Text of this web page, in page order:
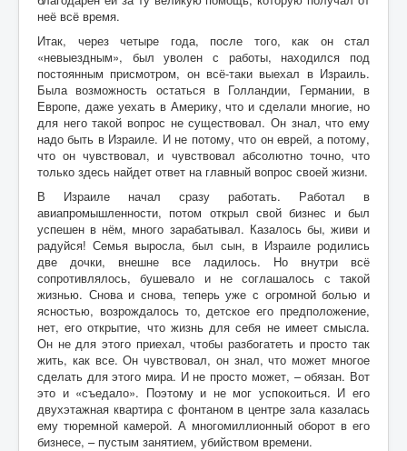
неё всё время.
Итак, через четыре года, после того, как он стал
«невыездным», был уволен с работы, находился под
постоянным присмотром, он всё-таки выехал в Израиль.
Была возможность остаться в Голландии, Германии, в
Европе, даже уехать в Америку, что и сделали многие, но
для него такой вопрос не существовал. Он знал, что ему
надо быть в Израиле. И не потому, что он еврей, а потому,
что он чувствовал, и чувствовал абсолютно точно, что
только здесь найдет ответ на главный вопрос своей жизни.
В Израиле начал сразу работать. Работал в
авиапромышленности, потом открыл свой бизнес и был
успешен в нём, много зарабатывал. Казалось бы, живи и
радуйся! Семья выросла, был сын, в Израиле родились
две дочки, внешне все ладилось. Но внутри всё
сопротивлялось, бушевало и не соглашалось с такой
жизнью. Снова и снова, теперь уже с огромной болью и
ясностью, возрождалось то, детское его предположение,
нет, его открытие, что жизнь для себя не имеет смысла.
Он не для этого приехал, чтобы разбогатеть и просто так
жить, как все. Он чувствовал, он знал, что может многое
сделать для этого мира. И не просто может, – обязан. Вот
это и «съедало». Поэтому и не мог успокоиться. И его
двухэтажная квартира с фонтаном в центре зала казалась
ему тюремной камерой. А многомиллионный оборот в его
бизнесе, – пустым занятием, убийством времени.